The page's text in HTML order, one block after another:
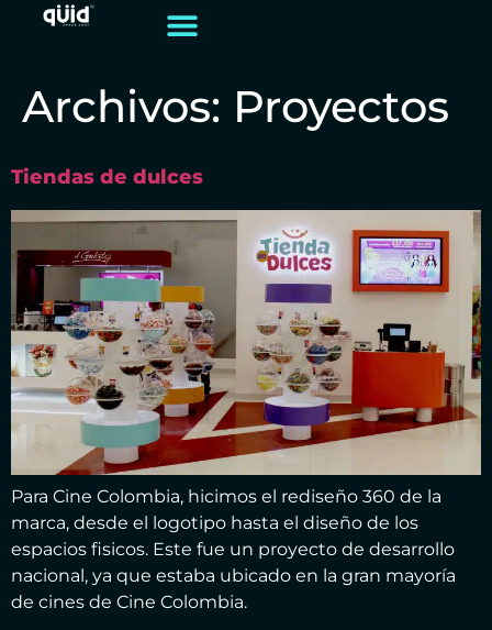
Archivos: Proyectos
Tiendas de dulces
Para Cine Colombia, hicimos el rediseño 360 de la
marca, desde el logotipo hasta el diseño de los
espacios fisicos. Este fue un proyecto de desarrollo
nacional, ya que estaba ubicado en la gran mayoría
de cines de Cine Colombia.